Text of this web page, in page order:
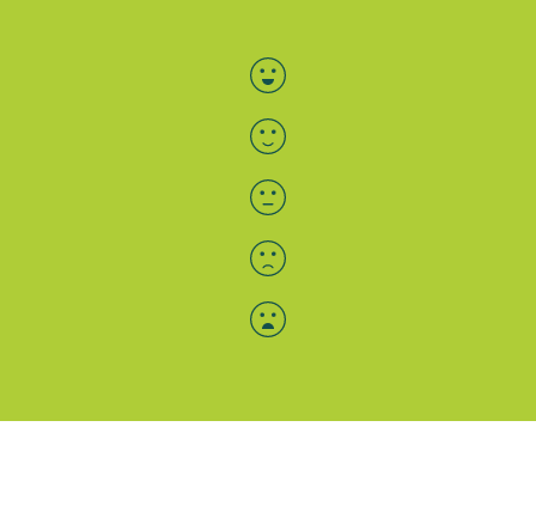
Bewertung auswählen